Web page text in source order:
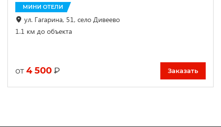
МИНИ ОТЕЛИ
ул. Гагарина, 51, село Дивеево
1.1 км до объекта
от 4 500 ₽ Заказать